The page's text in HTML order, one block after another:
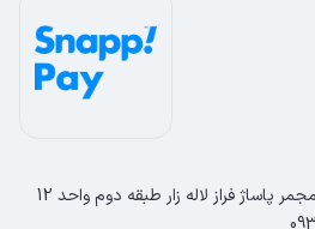
پاساژ فراز لاله زار طبقه دوم واحد 12